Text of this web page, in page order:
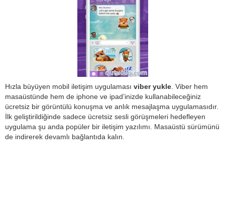
Hızla büyüyen mobil iletişim uygulaması viber yukle . Viber hem
masaüstünde hem de iphone ve ipad’inizde kullanabileceğiniz
ücretsiz bir görüntülü konuşma ve anlık mesajlaşma uygulamasıdır.
İlk geliştirildiğinde sadece ücretsiz sesli görüşmeleri hedefleyen
uygulama şu anda popüler bir iletişim yazılımı. Masaüstü sürümünü
de indirerek devamlı bağlantıda kalın.